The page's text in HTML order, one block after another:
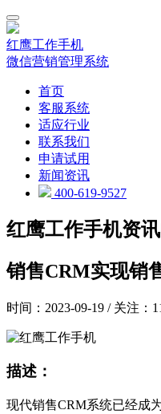
红鹰工作手机
微信营销管理系统
首页
客服系统
适应行业
联系我们
申请试用
新闻资讯
400-619-9527
红鹰工作手机资
销售CRM实现销
时间：2023-09-19 / 关注：
描述：
现代销售CRM系统已经成